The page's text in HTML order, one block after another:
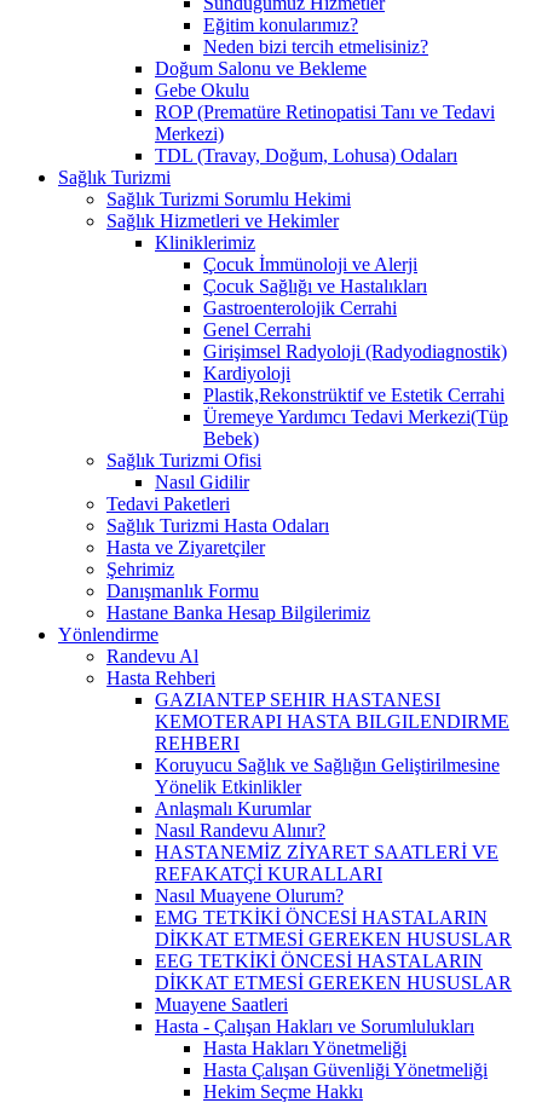
Eğitim konularımız?
Neden bizi tercih etmelisiniz?
Doğum Salonu ve Bekleme
Gebe Okulu
ROP (Prematüre Retinopatisi Tanı ve Tedavi
Merkezi)
TDL (Travay, Doğum, Lohusa) Odaları
Sağlık Turizmi
Sağlık Turizmi Sorumlu Hekimi
Sağlık Hizmetleri ve Hekimler
Kliniklerimiz
Çocuk İmmünoloji ve Alerji
Çocuk Sağlığı ve Hastalıkları
Gastroenterolojik Cerrahi
Genel Cerrahi
Girişimsel Radyoloji (Radyodiagnostik)
Kardiyoloji
Plastik,Rekonstrüktif ve Estetik Cerrahi
Üremeye Yardımcı Tedavi Merkezi(Tüp
Bebek)
Sağlık Turizmi Ofisi
Nasıl Gidilir
Tedavi Paketleri
Sağlık Turizmi Hasta Odaları
Hasta ve Ziyaretçiler
Şehrimiz
Danışmanlık Formu
Hastane Banka Hesap Bilgilerimiz
Yönlendirme
Randevu Al
Hasta Rehberi
GAZIANTEP SEHIR HASTANESI
KEMOTERAPI HASTA BILGILENDIRME
REHBERI
Koruyucu Sağlık ve Sağlığın Geliştirilmesine
Yönelik Etkinlikler
Anlaşmalı Kurumlar
Nasıl Randevu Alınır?
HASTANEMİZ ZİYARET SAATLERİ VE
REFAKATÇİ KURALLARI
Nasıl Muayene Olurum?
EMG TETKİKİ ÖNCESİ HASTALARIN
DİKKAT ETMESİ GEREKEN HUSUSLAR
EEG TETKİKİ ÖNCESİ HASTALARIN
DİKKAT ETMESİ GEREKEN HUSUSLAR
Muayene Saatleri
Hasta - Çalışan Hakları ve Sorumlulukları
Hasta Hakları Yönetmeliği
Hasta Çalışan Güvenliği Yönetmeliği
Hekim Seçme Hakkı